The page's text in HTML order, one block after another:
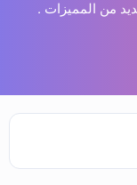
من المميزات .